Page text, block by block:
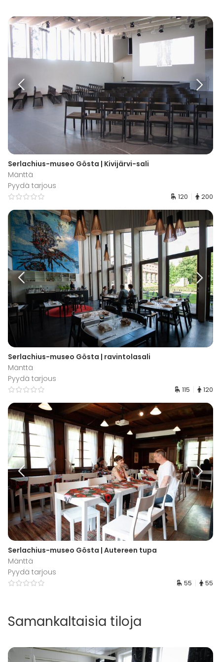
Serlachius-museo Gösta | Kivijärvi-sali
Mänttä
Pyydä tarjous
120 200
Serlachius-museo Gösta | ravintolasali
Mänttä
Pyydä tarjous
115 120
Serlachius-museo Gösta | Autereen tupa
Mänttä
Pyydä tarjous
55 55
Samankaltaisia tiloja